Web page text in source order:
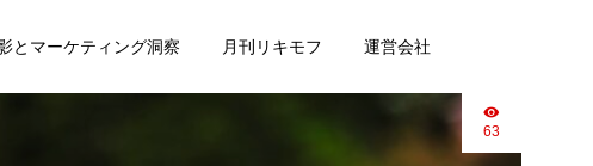
とマーケティング洞察 月刊リキモフ 運営会社
63